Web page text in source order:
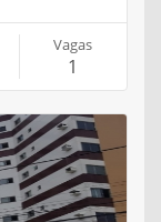
Vagas
1